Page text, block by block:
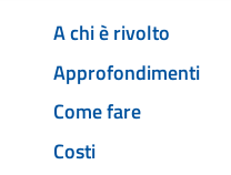
A chi è rivolto
Approfondimenti
Come fare
Costi